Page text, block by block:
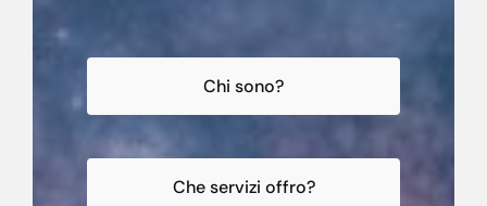
Chi sono?
Che servizi offro?